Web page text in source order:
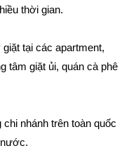
thời gian.
tại các apartment,
tâm giặt ủi, quán cà phê
nhánh trên toàn quốc